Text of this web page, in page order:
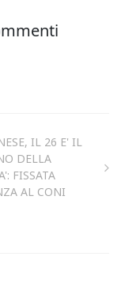
IL 26 E' IL
DELLA
FISSATA
AL CONI